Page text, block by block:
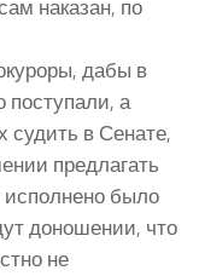
наказан, по
дабы в
поступали, а
судить в Сенате,
предлагать
исполнено было
доношении, что
не